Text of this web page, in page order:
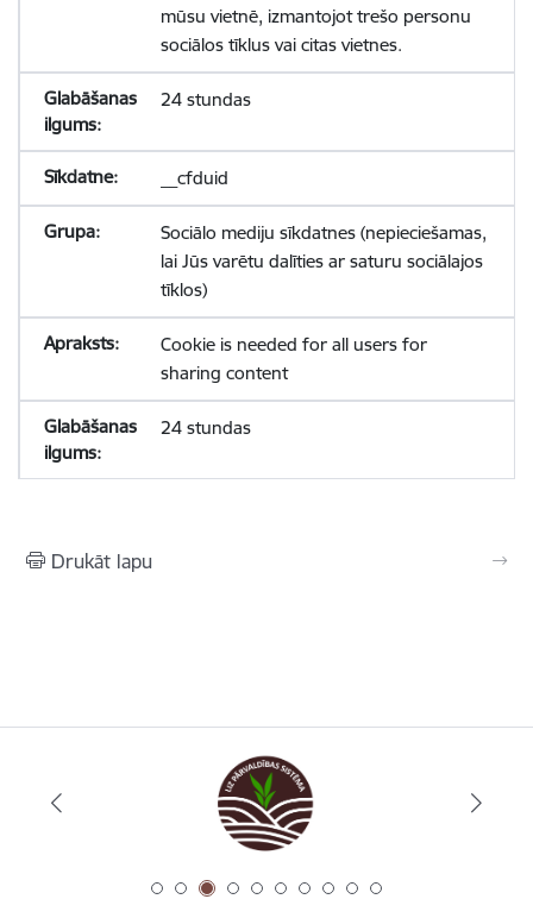
mūsu vietnē, izmantojot trešo personu
sociālos tīklus vai citas vietnes.
24 stundas
__cfduid
Sociālo mediju sīkdatnes (nepieciešamas,
lai Jūs varētu dalīties ar saturu sociālajos
tīklos)
Cookie is needed for all users for
sharing content
24 stundas
Drukāt lapu